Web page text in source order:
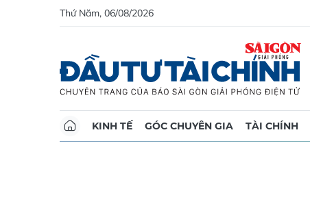
Thứ Năm, 06/08/2026
KINH TẾ GÓC CHUYÊN GIA TÀI CHÍNH